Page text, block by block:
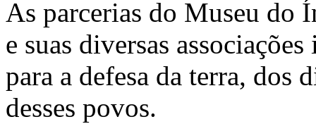
As parcerias do Museu do
e suas diversas
para a defesa da terra, dos
desses povos.